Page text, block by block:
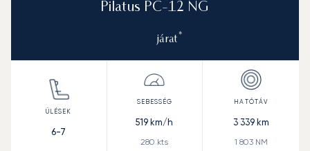
Pilatus PC-12 NG
járat*
6-7
519 km/h
280 kts
3 339km
1 803NM